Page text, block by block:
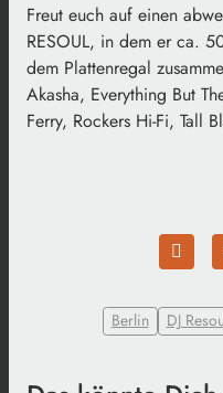
Freut euch auf einen
RESOUL, in dem er ca.
dem Plattenregal
Akasha, Everything But
Ferry, Rockers Hi-Fi, Tall
Berlin DJ